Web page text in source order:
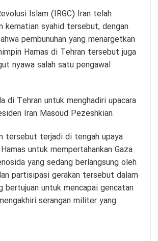
Islam (IRGC) Iran telah
kematian syahid tersebut, dengan
pembunuhan yang menargetkan
Hamas di Tehran tersebut juga
nyawa salah satu pengawal
di Tehran untuk menghadiri upacara
Iran Masoud Pezeshkian.
tersebut terjadi di tengah upaya
untuk mempertahankan Gaza
yang sedang berlangsung oleh
partisipasi gerakan tersebut dalam
bertujuan untuk mencapai gencatan
serangan militer yang